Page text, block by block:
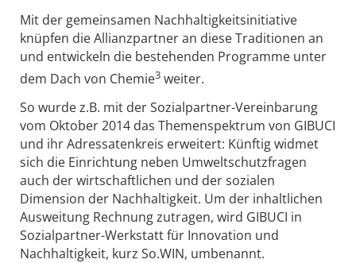
Mit der gemeinsamen Nachhaltigkeitsinitiative
knüpfen die Allianzpartner an diese Traditionen an
und entwickeln die bestehenden Programme unter
dem Dach von Chemie3 weiter.
So wurde z.B. mit der Sozialpartner-Vereinbarung
vom Oktober 2014 das Themenspektrum von GIBUCI
und ihr Adressatenkreis erweitert: Künftig widmet
sich die Einrichtung neben Umweltschutzfragen
auch der wirtschaftlichen und der sozialen
Dimension der Nachhaltigkeit. Um der inhaltlichen
Ausweitung Rechnung zutragen, wird GIBUCI in
Sozialpartner-Werkstatt für Innovation und
Nachhaltigkeit, kurz So.WIN, umbenannt.